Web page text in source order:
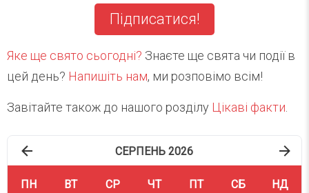
Підписатися!
Яке ще свято сьогодні? Знаєте ще свята чи події в
цей день? Напишіть нам, ми розповімо всім!
Завітайте також до нашого розділу Цікаві факти
СЕРПЕНЬ 2026
ПН ВТ СР ЧТ ПТ СБ НД